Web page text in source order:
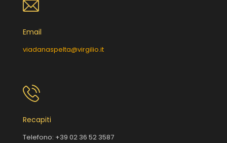
Email
viadanaspelta@virgilio.it
Recapiti
Telefono: +39 02 36 52 3587